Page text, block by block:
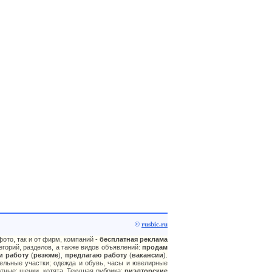
© rusbic.ru
так и от фирм, компаний - бесплатная реклама
разделов, а также видов объявлений: продам
работу (резюме), предлагаю работу (вакансии).
участки; одежда и обувь, часы и ювелирные